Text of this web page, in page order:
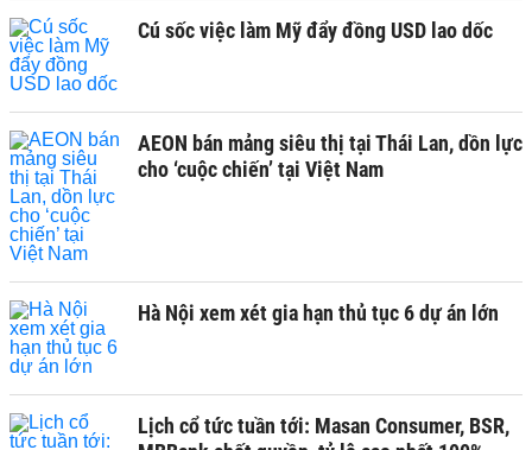
Cú sốc việc làm Mỹ đẩy đồng USD lao dốc
AEON bán mảng siêu thị tại Thái Lan, dồn lực
cho ‘cuộc chiến’ tại Việt Nam
Hà Nội xem xét gia hạn thủ tục 6 dự án lớn
Lịch cổ tức tuần tới: Masan Consumer, BSR,